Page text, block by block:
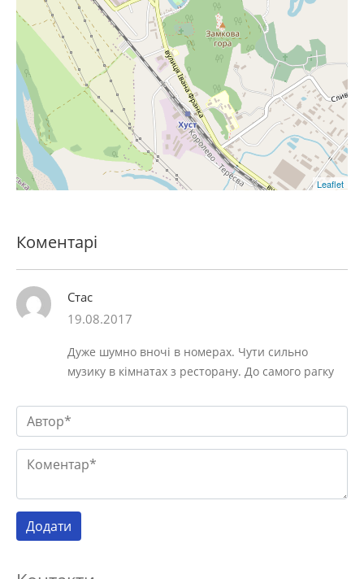
Leaflet
Коментарі
Стас
19.08.2017
Дуже шумно вночі в номерах. Чути сильно
музику в кімнатах з ресторану. До самого рагку